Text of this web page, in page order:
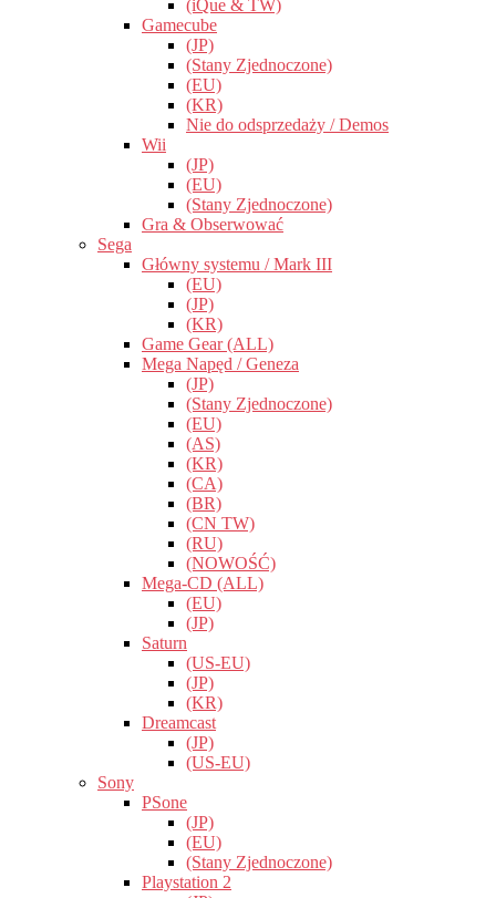
(iQue & TW)
Gamecube
(JP)
(Stany Zjednoczone)
(EU)
(KR)
Nie do odsprzedaży / Demos
Wii
(JP)
(EU)
(Stany Zjednoczone)
Gra & Obserwować
Sega
Główny systemu / Mark III
(EU)
(JP)
(KR)
Game Gear (ALL)
Mega Napęd / Geneza
(JP)
(Stany Zjednoczone)
(EU)
(AS)
(KR)
(CA)
(BR)
(CN TW)
(RU)
(NOWOŚĆ)
Mega-CD (ALL)
(EU)
(JP)
Saturn
(US-EU)
(JP)
(KR)
Dreamcast
(JP)
(US-EU)
Sony
PSone
(JP)
(EU)
(Stany Zjednoczone)
Playstation 2